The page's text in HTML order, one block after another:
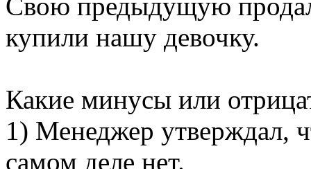
Свою предыдущую
купили нашу девочку.
Какие минусы или
1) Менеджер утверждал,
самом деле нет.